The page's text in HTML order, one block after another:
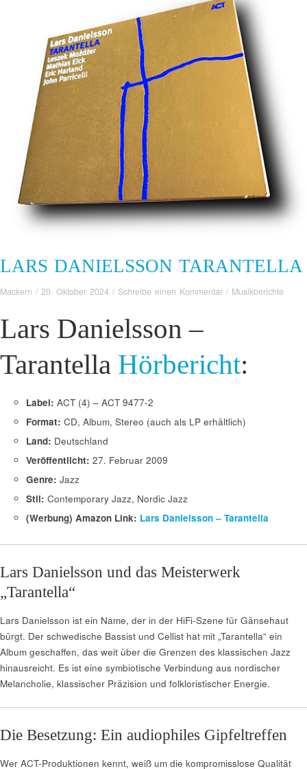
LARS DANIELSSON TARANTELLA
Mackern / 20. Oktober 2024 / Schreibe einen Kommentar / Musikberichte
Lars Danielsson –
Tarantella Hörbericht:
Label: ACT (4) – ACT 9477-2
Format: CD, Album, Stereo (auch als LP erhältlich)
Land: Deutschland
Veröffentlicht: 27. Februar 2009
Genre: Jazz
Stil: Contemporary Jazz, Nordic Jazz
(Werbung) Amazon Link: Lars Danielsson – Tarantella
Lars Danielsson und das Meisterwerk
„Tarantella“
Lars Danielsson ist ein Name, der in der HiFi-Szene für Gänsehaut
bürgt. Der schwedische Bassist und Cellist hat mit „Tarantella“ ein
Album geschaffen, das weit über die Grenzen des klassischen Jazz
hinausreicht. Es ist eine symbiotische Verbindung aus nordischer
Melancholie, klassischer Präzision und folkloristischer Energie.
Die Besetzung: Ein audiophiles Gipfeltreffen
Wer ACT-Produktionen kennt, weiß um die kompromisslose Qualität